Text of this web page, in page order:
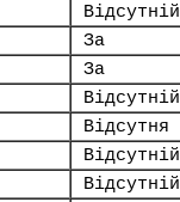
Відсутній
За
За
Відсутній
Відсутня
Відсутній
Відсутній